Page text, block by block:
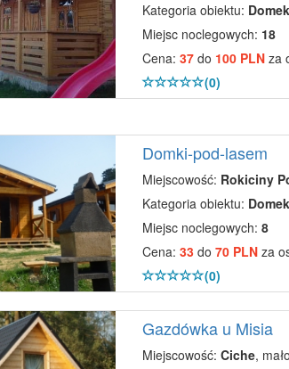
Kategoria obiektu:
Miejsc noclegowych: 18
Cena: 37do 100 PLNza
(0)
Domki-pod-lasem
Miejscowość: Rokiciny
Kategoria obiektu:
Miejsc noclegowych: 8
Cena: 33do 70 PLNza
(0)
Gazdówka u Misia
Miejscowość: Ciche,